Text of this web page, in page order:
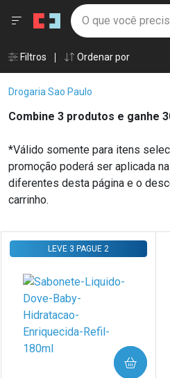
Drogaria São Paulo
Ir direto para a home
pela página
Ir direto para o conteúdo
Ir direto para a conta
Ir direto para a notificações
Ir direto para o carrinho
O que você
Menu
Breadcrumb
Drogaria Sao Paulo
Combine 3 produtos e ganhe
*Válido somente para itens
promoção poderá ser aplicada
diferentes desta página e o
carrinho.
Linkagens Internas
Promoções em
Prateleira
LEVE 3 PAGUE 2
COMPRAR
Âncoras
Filtros Ordenar por